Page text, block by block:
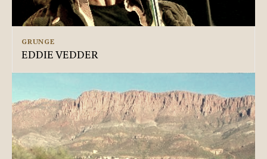
GRUNGE
EDDIE VEDDER